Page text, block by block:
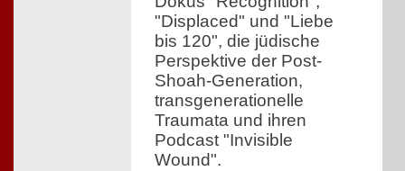
"Displaced" und "Liebe
bis 120", die jüdische
Perspektive der Post-
Shoah-Generation,
transgenerationelle
Traumata und ihren
Podcast "Invisible
Wound".